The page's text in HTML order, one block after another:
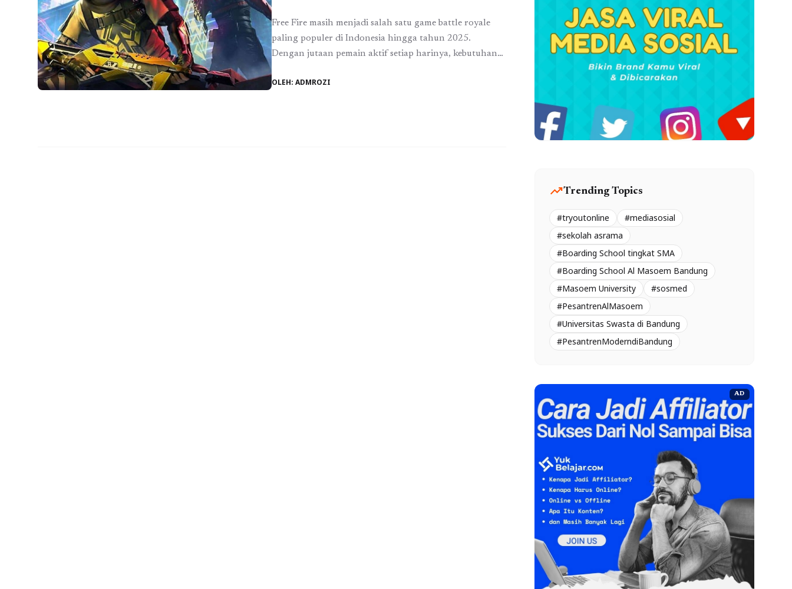
Free Fire masih menjadi salah satu game battle royale
paling populer di Indonesia hingga tahun 2025.
Dengan jutaan pemain aktif setiap harinya, kebutuhan
hingga elite pass terus meningkat. Tidak heran jika
OLEH: ADMROZI
trending_upTrending Topics
#tryoutonline
#mediasosial
#sekolah asrama
#Boarding School tingkat SMA
#Boarding School Al Masoem Bandung
#Masoem University
#sosmed
#PesantrenAlMasoem
#Universitas Swasta di Bandung
#PesantrenModerndiBandung
AD